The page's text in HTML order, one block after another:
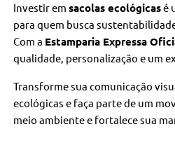
Investir emsacolas ecológicasé
para quem busca
Com a Estamparia Expressa
qualidade, personalização e um
Transforme sua comunicação
ecológicas e faça parte de um
meio ambiente e fortalece sua